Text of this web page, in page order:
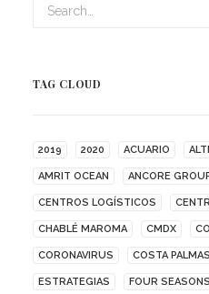
TAG CLOUD
2019 2020 ACUARIO
AMRIT OCEAN ANCORE
CENTROS LOGÍSTICOS
CHABLÉ MAROMA CMDX
CORONAVIRUS COSTA PALMAS
ESTRATEGIAS FOUR